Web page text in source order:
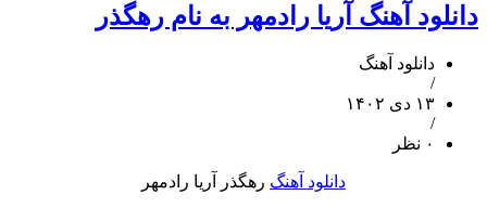
دانلود آهنگ آریا رادمهر به نام رهگذر
دانلود آهنگ
/
۱۳ دی ۱۴۰۲
/
۰ نظر
دانلود آهنگ رهگذر آریا رادمهر